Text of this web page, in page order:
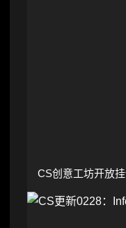
CS创意工坊开放